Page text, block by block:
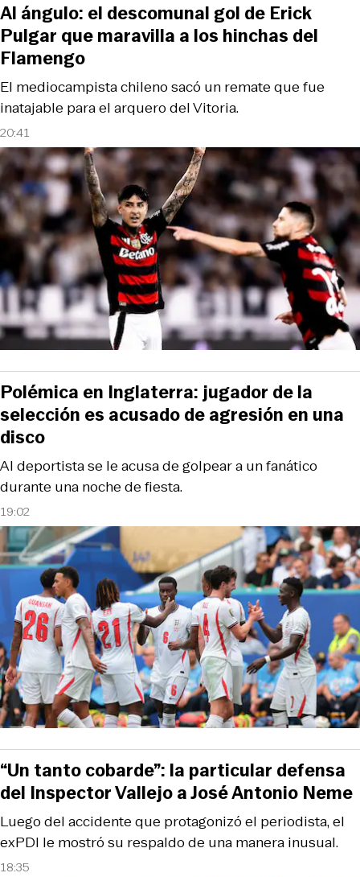
20:41
El mediocampista chileno sacó un remate que fue
inatajable para el arquero del Vitoria.
Al ángulo: el descomunal gol de Erick
Pulgar que maravilla a los hinchas del
Flamengo
19:02
Al deportista se le acusa de golpear a un fanático
durante una noche de fiesta.
Polémica en Inglaterra: jugador de la
selección es acusado de agresión en una
disco
18:35
Luego del accidente que protagonizó el periodista, el
exPDI le mostró su respaldo de una manera inusual.
“Un tanto cobarde”: la particular defensa
del Inspector Vallejo a José Antonio Neme